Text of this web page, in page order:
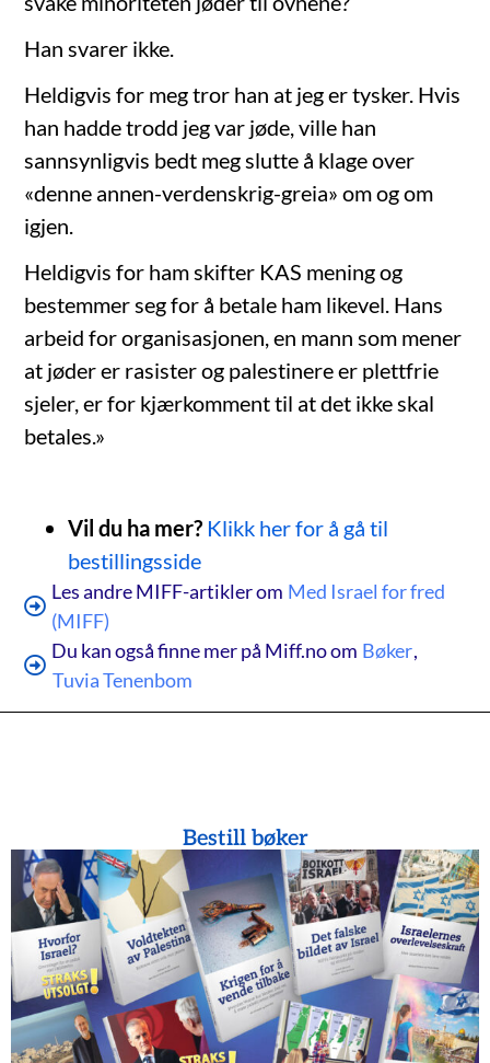
Han svarer ikke.
Heldigvis for meg tror han at jeg er tysker. Hvis
han hadde trodd jeg var jøde, ville han
sannsynligvis bedt meg slutte å klage over
«denne annen-verdenskrig-greia» om og om
igjen.
Heldigvis for ham skifter KAS mening og
bestemmer seg for å betale ham likevel. Hans
arbeid for organisasjonen, en mann som mener
at jøder er rasister og palestinere er plettfrie
sjeler, er for kjærkomment til at det ikke skal
betales.»
Vil du ha mer? Klikk her for å gå til
bestillingsside
Les andre MIFF-artikler om Med Israel for fred
(MIFF)
Du kan også finne mer på Miff.no om Bøker,
Tuvia Tenenbom
Bestill bøker